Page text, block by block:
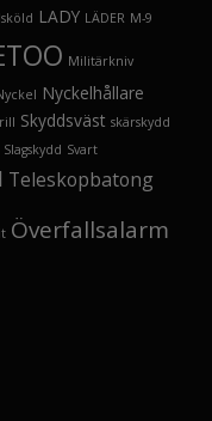
LADY LÄDER M-9
Militärkniv
Nyckelhållare
Skyddsväst skärskydd
Slagskydd Svart
Teleskopbatong
Överfallsalarm